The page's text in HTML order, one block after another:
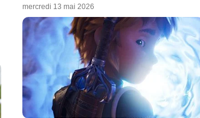
mercredi 13 mai 2026